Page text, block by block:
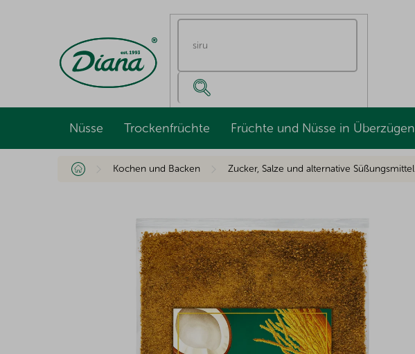
Nüsse Trockenfrüchte Früchte und Nüsse in Überzügen
StartseiteKochen und Backen Zucker, Salze und alternative Süßungsmittel